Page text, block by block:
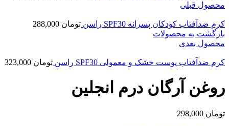
محصول قبلی
کرم ضدآفتاب کودکان پسرانه SPF30 راسن تومان
بازگشت به محصولات
محصول بعدی
کرم ضدآفتاب پوست خشک و معمولی SPF30 راسن تومان
روغن آرگان درم انجلین
تومان